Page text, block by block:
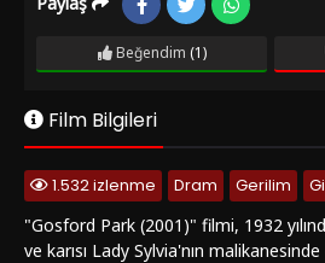
Beğendim (1)
Film Bilgileri
1.532 izlenme Dram Gerilim
"Gosford Park (2001)" filmi, 1932
ve karısı Lady Sylvia'nın